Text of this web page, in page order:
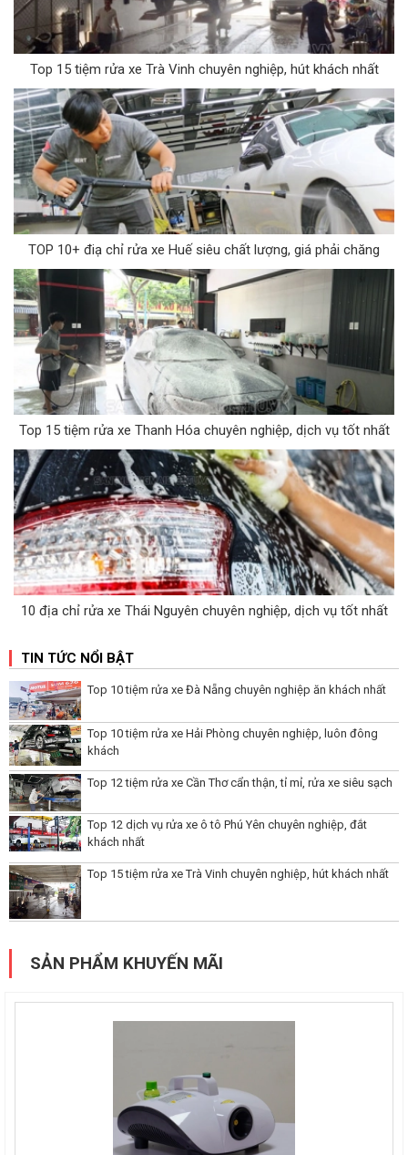
Top 15 tiệm rửa xe Trà Vinh chuyên nghiệp, hút khách nhất
TOP 10+ điạ chỉ rửa xe Huế siêu chất lượng, giá phải chăng
Top 15 tiệm rửa xe Thanh Hóa chuyên nghiệp, dịch vụ tốt nhất
10 địa chỉ rửa xe Thái Nguyên chuyên nghiệp, dịch vụ tốt nhất
TIN TỨC NỔI BẬT
Top 10 tiệm rửa xe Đà Nẵng chuyên nghiệp ăn khách nhất
Top 10 tiệm rửa xe Hải Phòng chuyên nghiệp, luôn đông
khách
Top 12 tiệm rửa xe Cần Thơ cẩn thận, tỉ mỉ, rửa xe siêu sạch
Top 12 dịch vụ rửa xe ô tô Phú Yên chuyên nghiệp, đắt
khách nhất
Top 15 tiệm rửa xe Trà Vinh chuyên nghiệp, hút khách nhất
SẢN PHẨM KHUYẾN MÃI